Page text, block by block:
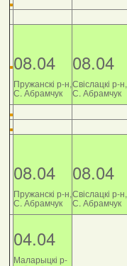
08.04
Пружанскі р-н,
С. Абрамчук
08.04
Свіслацкі р-н,
С. Абрамчук
08.04
Пружанскі р-н,
С. Абрамчук
08.04
Свіслацкі р-н,
С. Абрамчук
04.04
Маларыцкі р-